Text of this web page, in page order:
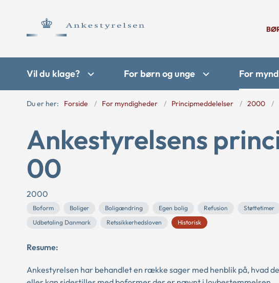
Vil du klage? For børn og unge For
Du er her: Forside For myndigheder Principmeddelelser 2000
Ankestyrelsens
00
2000
Boform Boliger Boligændring Egen bolig Refusion Støttetimer
Udbetaling Danmark
Retssikkerhedsloven Historisk
Resume:
Ankestyrelsen har behandlet en række sager med henblik på, hvad